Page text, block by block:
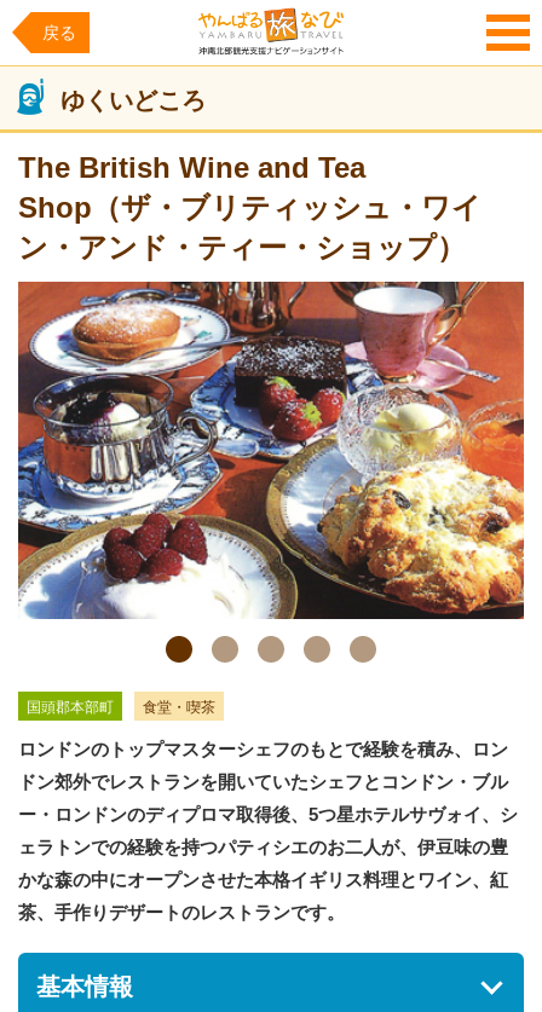
戻る
MENU
ゆくいどころ
The British Wine and Tea
Shop（ザ・ブリティッシュ・ワイ
ン・アンド・ティー・ショップ）
国頭郡本部町 食堂・喫茶
ロンドンのトップマスターシェフのもとで経験を積み、ロン
ドン郊外でレストランを開いていたシェフとコンドン・ブル
ー・ロンドンのディプロマ取得後、5つ星ホテルサヴォイ、シ
ェラトンでの経験を持つパティシエのお二人が、伊豆味の豊
かな森の中にオープンさせた本格イギリス料理とワイン、紅
茶、手作りデザートのレストランです。
基本情報